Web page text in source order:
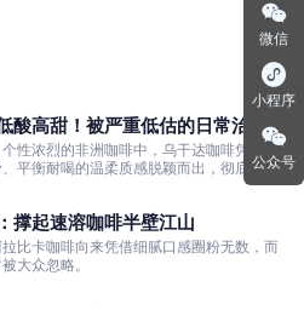
酸高甜！被严重低估的日常治愈口
性浓烈的非洲咖啡中，乌干达咖啡凭借低
平衡耐喝的温柔质感脱颖而出，彻底打破
撑起速溶咖啡半壁江山
比卡咖啡向来凭借细腻口感圈粉无数，而
大众忽略。
微信
小程序
公众号